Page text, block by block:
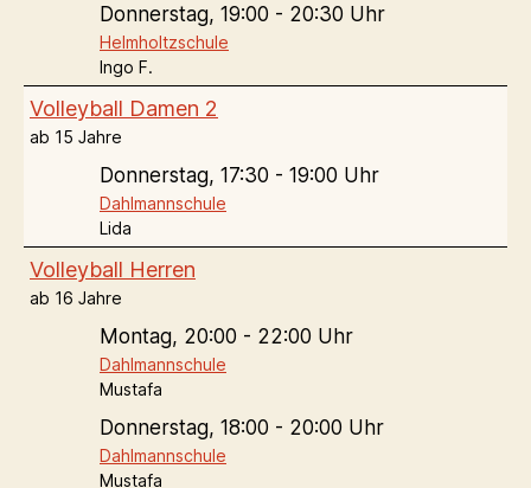
Donnerstag, 19:00 - 20:30 Uhr
Helmholtzschule
Ingo F.
Volleyball Damen 2
ab 15 Jahre
Donnerstag, 17:30 - 19:00 Uhr
Dahlmannschule
Lida
Volleyball Herren
ab 16 Jahre
Montag, 20:00 - 22:00 Uhr
Dahlmannschule
Mustafa
Donnerstag, 18:00 - 20:00 Uhr
Dahlmannschule
Mustafa